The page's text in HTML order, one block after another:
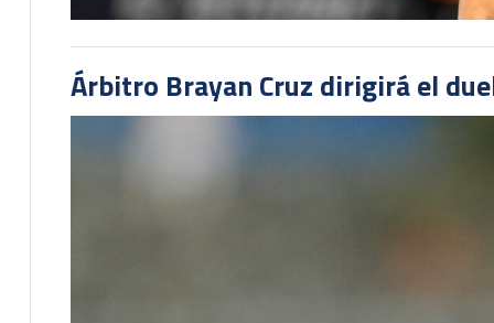
Árbitro Brayan Cruz dirigirá el